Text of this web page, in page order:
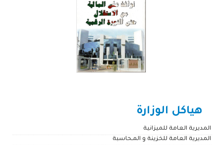
هياكل الوزارة
المديرية العامة للميزانية
المديرية العامة للخزينة و المـحاسبة